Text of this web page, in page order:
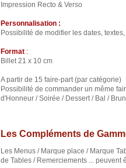
Impression Recto & Verso
Personnalisation :
Possibilité de modifier les dates, textes,
Format:
Billet 21 x 10 cm
A partir de 15 faire-part (par catégorie)
Possibilité de commander un même
d'Honneur / Soirée / Dessert / Bal /
Les Compléments de
Les Menus / Marque place / Marque
de Tables / Remerciements ... peuvent